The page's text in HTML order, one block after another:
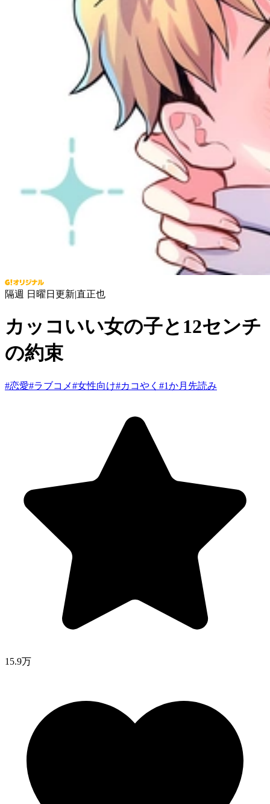
隔週 日曜日更新|直正也
カッコいい女の子と12センチ
の約束
#恋愛#ラブコメ#女性向け#カコやく #1か月先読み
15.9万